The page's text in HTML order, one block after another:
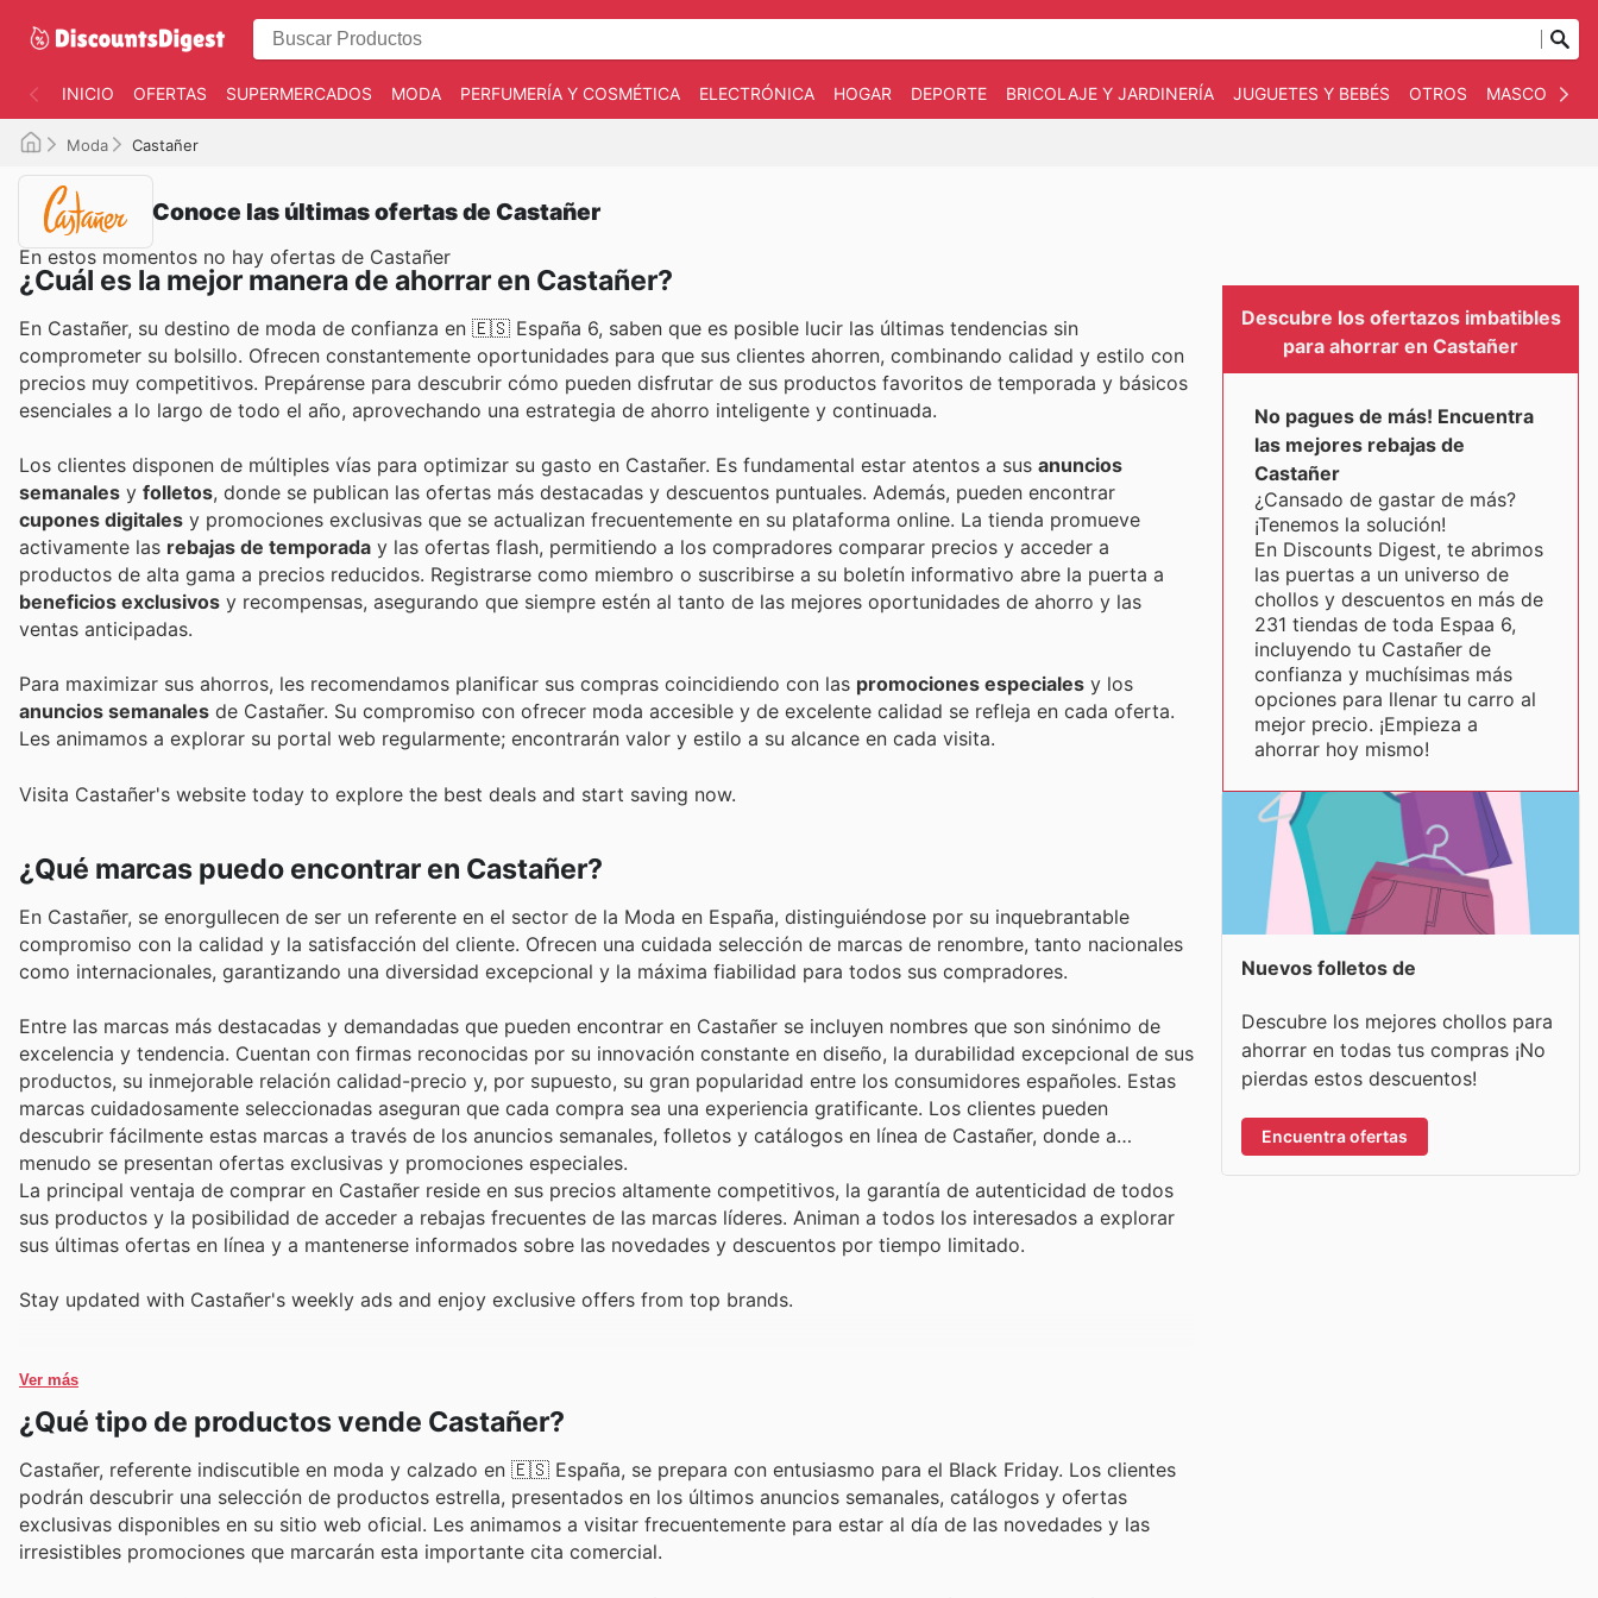
INICIO OFERTAS SUPERMERCADOS MODA PERFUMERÍA Y COSMÉTICA ELECTRÓNICA HOGAR DEPORTE BRICOLAJE Y JARDINERÍA JUGUETES Y BEBÉS OTROS MASCOTAS
Moda Castañer
Conoce las últimas ofertas de Castañer
En estos momentos no hay ofertas de Castañer
¿Cuál es la mejor manera de ahorrar en Castañer?
En Castañer, su destino de moda de confianza en 🇪🇸 España 6, saben que es posible lucir las últimas tendencias sin
comprometer su bolsillo. Ofrecen constantemente oportunidades para que sus clientes ahorren, combinando calidad y estilo con
precios muy competitivos. Prepárense para descubrir cómo pueden disfrutar de sus productos favoritos de temporada y básicos
esenciales a lo largo de todo el año, aprovechando una estrategia de ahorro inteligente y continuada.
Los clientes disponen de múltiples vías para optimizar su gasto en Castañer. Es fundamental estar atentos a sus anuncios
semanales y folletos, donde se publican las ofertas más destacadas y descuentos puntuales. Además, pueden encontrar
cupones digitales y promociones exclusivas que se actualizan frecuentemente en su plataforma online. La tienda promueve
activamente las rebajas de temporada y las ofertas flash, permitiendo a los compradores comparar precios y acceder a
productos de alta gama a precios reducidos. Registrarse como miembro o suscribirse a su boletín informativo abre la puerta a
beneficios exclusivos y recompensas, asegurando que siempre estén al tanto de las mejores oportunidades de ahorro y las
ventas anticipadas.
Para maximizar sus ahorros, les recomendamos planificar sus compras coincidiendo con las promociones especiales y los
anuncios semanales de Castañer. Su compromiso con ofrecer moda accesible y de excelente calidad se refleja en cada oferta.
Les animamos a explorar su portal web regularmente; encontrarán valor y estilo a su alcance en cada visita.
Visita Castañer's website today to explore the best deals and start saving now.
¿Qué marcas puedo encontrar en Castañer?
En Castañer, se enorgullecen de ser un referente en el sector de la Moda en España, distinguiéndose por su inquebrantable
compromiso con la calidad y la satisfacción del cliente. Ofrecen una cuidada selección de marcas de renombre, tanto nacionales
como internacionales, garantizando una diversidad excepcional y la máxima fiabilidad para todos sus compradores.
Entre las marcas más destacadas y demandadas que pueden encontrar en Castañer se incluyen nombres que son sinónimo de
excelencia y tendencia. Cuentan con firmas reconocidas por su innovación constante en diseño, la durabilidad excepcional de sus
productos, su inmejorable relación calidad-precio y, por supuesto, su gran popularidad entre los consumidores españoles. Estas
marcas cuidadosamente seleccionadas aseguran que cada compra sea una experiencia gratificante. Los clientes pueden
descubrir fácilmente estas marcas a través de los anuncios semanales, folletos y catálogos en línea de Castañer, donde a
menudo se presentan ofertas exclusivas y promociones especiales.
La principal ventaja de comprar en Castañer reside en sus precios altamente competitivos, la garantía de autenticidad de todos
sus productos y la posibilidad de acceder a rebajas frecuentes de las marcas líderes. Animan a todos los interesados a explorar
sus últimas ofertas en línea y a mantenerse informados sobre las novedades y descuentos por tiempo limitado.
Stay updated with Castañer's weekly ads and enjoy exclusive offers from top brands.
Ver más
¿Qué tipo de productos vende Castañer?
Castañer, referente indiscutible en moda y calzado en 🇪🇸 España, se prepara con entusiasmo para el Black Friday. Los clientes
podrán descubrir una selección de productos estrella, presentados en los últimos anuncios semanales, catálogos y ofertas
exclusivas disponibles en su sitio web oficial. Les animamos a visitar frecuentemente para estar al día de las novedades y las
irresistibles promociones que marcarán esta importante cita comercial.
Descubre los ofertazos imbatibles
para ahorrar en Castañer
No pagues de más! Encuentra
las mejores rebajas de
Castañer
¿Cansado de gastar de más?
¡Tenemos la solución!
En Discounts Digest, te abrimos
las puertas a un universo de
chollos y descuentos en más de
231 tiendas de toda Espaa 6,
incluyendo tu Castañer de
confianza y muchísimas más
opciones para llenar tu carro al
mejor precio. ¡Empieza a
ahorrar hoy mismo!
Nuevos folletos de
Descubre los mejores chollos para
ahorrar en todas tus compras ¡No
pierdas estos descuentos!
Encuentra ofertas